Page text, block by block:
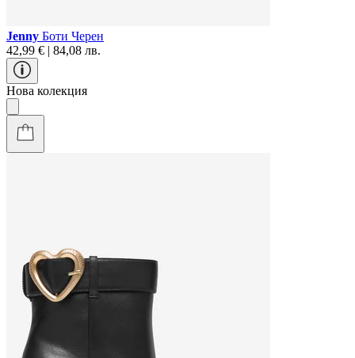
Jenny Боти Черен
42,99 € | 84,08 лв.
Нова колекция